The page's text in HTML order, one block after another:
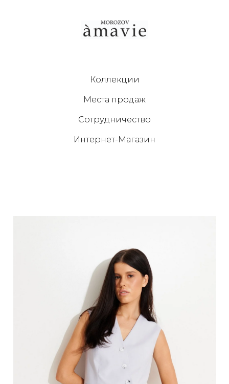
Коллекции
Места продаж
Сотрудничество
Интернет-Магазин